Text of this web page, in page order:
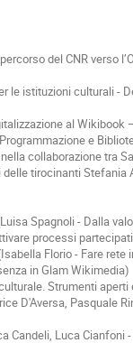
del CNR verso
le istituzioni culturali -
al Wikibook
e
collaborazione tra
tirocinanti Stefania
Spagnoli - Dalla
processi
Florio - Fare rete
in Glam Wikimedia)
Strumenti
D'Aversa, Pasquale
Candeli, Luca Cianfoni